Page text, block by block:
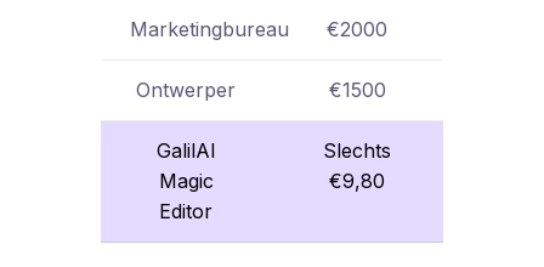
Marketingbureau €2000
Ontwerper €1500
GalilAI
Magic
Editor
Slechts
€9,80